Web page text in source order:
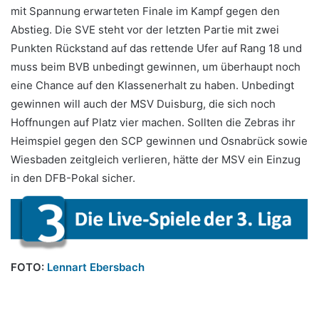
mit Spannung erwarteten Finale im Kampf gegen den
Abstieg. Die SVE steht vor der letzten Partie mit zwei
Punkten Rückstand auf das rettende Ufer auf Rang 18 und
muss beim BVB unbedingt gewinnen, um überhaupt noch
eine Chance auf den Klassenerhalt zu haben. Unbedingt
gewinnen will auch der MSV Duisburg, die sich noch
Hoffnungen auf Platz vier machen. Sollten die Zebras ihr
Heimspiel gegen den SCP gewinnen und Osnabrück sowie
Wiesbaden zeitgleich verlieren, hätte der MSV ein Einzug
in den DFB-Pokal sicher.
FOTO: Lennart Ebersbach